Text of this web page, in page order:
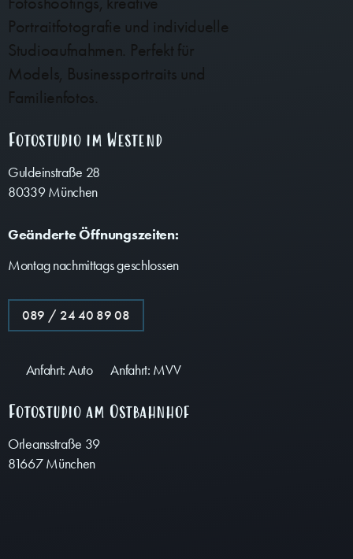
Fotostudio im Westend
Guldeinstraße 28
80339 München
Geänderte Öffnungszeiten:
Montag nachmittags geschlossen
089 / 24 40 89 08
Anfahrt: Auto Anfahrt: MVV
Fotostudio am Ostbahnhof
Orleansstraße 39
81667 München